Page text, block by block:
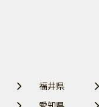
福井県